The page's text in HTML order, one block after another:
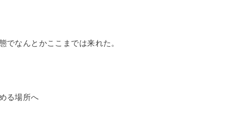
でなんとかここまでは来れた。
る場所へ